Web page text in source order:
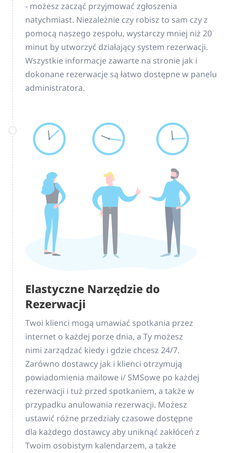
- możesz zacząć przyjmować zgłoszenia
natychmiast. Niezależnie czy robisz to sam czy z
pomocą naszego zespołu, wystarczy mniej niż 20
minut by utworzyć działający system rezerwacji.
Wszystkie informacje zawarte na stronie jak i
dokonane rezerwacje są łatwo dostępne w panelu
administratora.
Elastyczne Narzędzie do
Rezerwacji
Twoi klienci mogą umawiać spotkania przez
internet o każdej porze dnia, a Ty możesz
nimi zarządzać kiedy i gdzie chcesz 24/7.
Zarówno dostawcy jak i klienci otrzymują
powiadomienia mailowe i/ SMSowe po każdej
rezerwacji i tuż przed spotkaniem, a także w
przypadku anulowania rezerwacji. Możesz
ustawić różne przedziały czasowe dostępne
dla każdego dostawcy aby uniknąć zakłóceń z
Twoim osobistym kalendarzem, a także